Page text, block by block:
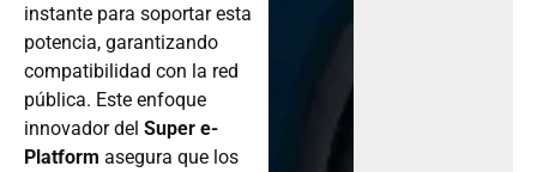
instante para soportar esta
potencia, garantizando
compatibilidad con la red
pública. Este enfoque
innovador del Super e-
Platform asegura que los